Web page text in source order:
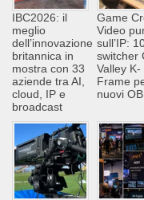
IBC2026: il
meglio
dell’innovazione
britannica in
mostra con 33
aziende tra AI,
cloud, IP e
broadcast
Game
Video
sull’IP:
switcher
Valley K-
Frame
nuovi